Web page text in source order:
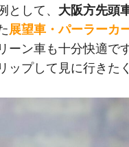
して、 大阪方先頭
展望車・パーラーカ
ーン車も十分快適
ップして見に行きた